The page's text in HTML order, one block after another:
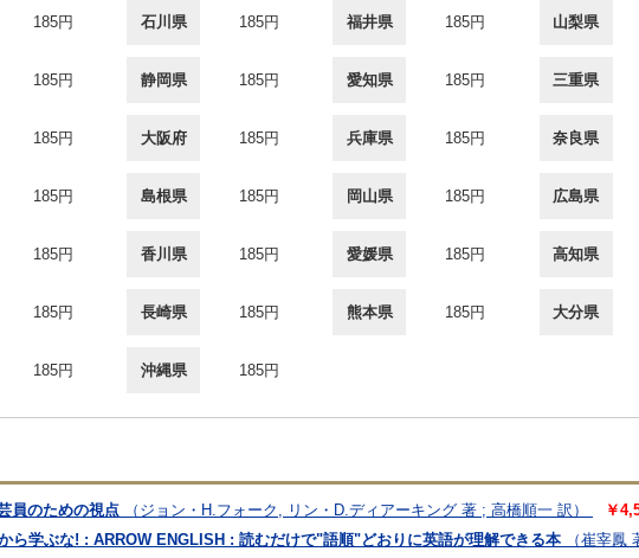
185円 石川県 185円 福井県 185円 山梨県
185円 静岡県 185円 愛知県 185円 三重県
185円 大阪府 185円 兵庫県 185円 奈良県
185円 島根県 185円 岡山県 185円 広島県
185円 香川県 185円 愛媛県 185円 高知県
185円 長崎県 185円 熊本県 185円 大分県
185円 沖縄県 185円
員のための視点 （ジョン・H.フォーク, リン・D.ディアーキング 著 ; 高橋順一 訳）
￥
ら学ぶな! : ARROW ENGLISH : 読むだけで"語順"どおりに英語が理解できる本
（崔宰鳳